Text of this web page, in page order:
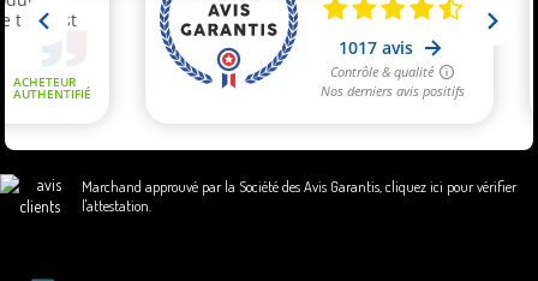
Marchand approuvé par la Société des Avis Garantis, cliquez ici pour vérifier
l'attestation